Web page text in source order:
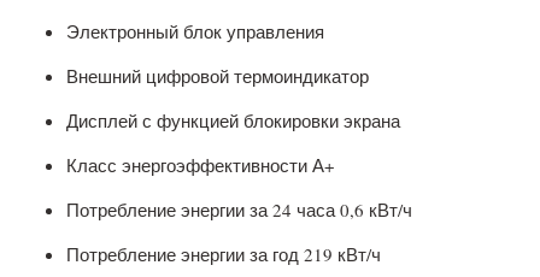
Электронный блок управления
Внешний цифровой термоиндикатор
Дисплей с функцией блокировки экрана
Класс энергоэффективности А+
Потребление энергии за 24 часа 0,6 кВт/ч
Потребление энергии за год 219 кВт/ч